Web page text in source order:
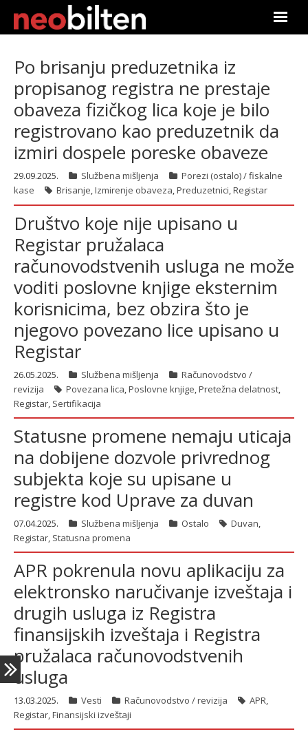
Претрага
Актуелно
Подаци
Линкови
О нама
Претплата
Пријава
latinica
Po brisanju preduzetnika iz
propisanog registra ne prestaje
obaveza fizičkog lica koje je bilo
registrovano kao preduzetnik da
izmiri dospele poreske obaveze
29.09.2025. Službena mišljenja
Porezi (ostalo) / fiskalne
kase
Brisanje,Izmirenje obaveza,Preduzetnici,Registar
Društvo koje nije upisano u
Registar pružalaca
računovodstvenih usluga ne može
voditi poslovne knjige eksternim
korisnicima, bez obzira što je
njegovo povezano lice upisano u
Registar
26.05.2025. Službena mišljenja
Računovodstvo /
revizija
Povezana lica,Poslovne knjige,Pretežna delatnost,
Registar, Sertifikacija
Statusne promene nemaju uticaja
na dobijene dozvole privrednog
subjekta koje su upisane u
registre kod Uprave za duvan
07.04.2025. Službena mišljenja Ostalo Duvan,
Registar, Statusna promena
APR pokrenula novu aplikaciju za
elektronsko naručivanje izveštaja i
drugih usluga iz Registra
finansijskih izveštaja i Registra
pružalaca računovodstvenih
usluga
13.03.2025. Vesti Računovodstvo / revizija APR,
Registar,Finansijski izveštaji